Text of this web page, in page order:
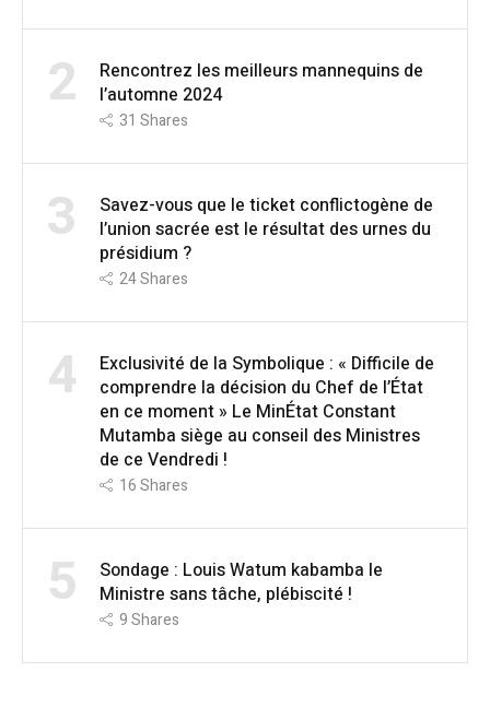
2
Rencontrez les meilleurs mannequins de
l’automne 2024
31 Shares
3
Savez-vous que le ticket conflictogène de
l’union sacrée est le résultat des urnes du
présidium ?
24Shares
4
Exclusivité de la Symbolique : « Difficile de
comprendre la décision du Chef de l’État
en ce moment » Le MinÉtat Constant
Mutamba siège au conseil des Ministres
de ce Vendredi !
16Shares
5
Sondage : Louis Watum kabamba le
Ministre sans tâche, plébiscité !
9Shares